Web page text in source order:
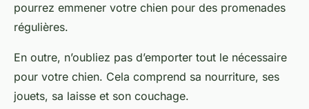
pourrez emmener votre chien pour des promenades
régulières.
En outre, n’oubliez pas d’emporter tout le nécessaire
pour votre chien. Cela comprend sa nourriture, ses
jouets, sa laisse et son couchage.